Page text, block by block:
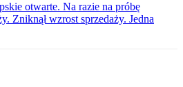
otwarte. Na razie na próbę
Zniknął wzrost sprzedaży. Jedna